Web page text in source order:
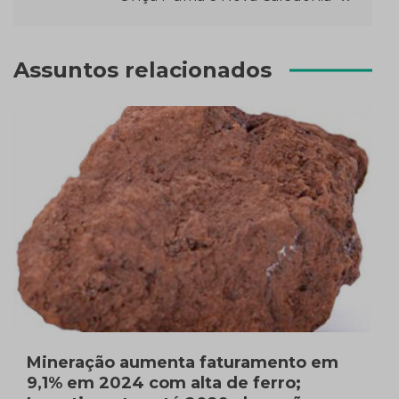
Assuntos relacionados
Mineração aumenta faturamento em
9,1% em 2024 com alta de ferro;